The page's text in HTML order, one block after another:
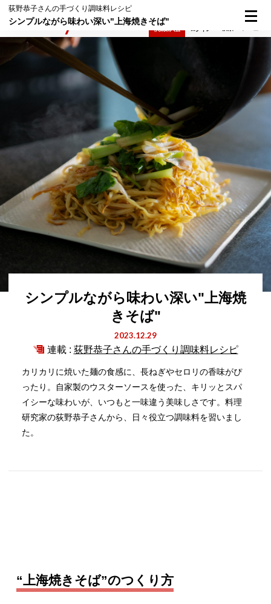
荻野恭子さんの手づくり調味料レシピ
シンプルながら味わい深い"上海焼きそば"
シンプルながら味わい深い"上海焼
きそば"
2023.12.29
連載 : 荻野恭子さんの手づくり調味料レシピ
カリカリに焼いた麺の食感に、長ねぎやセロリの香味がぴ
ったり。自家製のウスターソースを使った、キリッとスパ
イシーな味わいが、いつもと一味違う美味しさです。料理
研究家の荻野恭子さんから、日々役立つ調味料を習いまし
た。
“上海焼きそば”のつくり方